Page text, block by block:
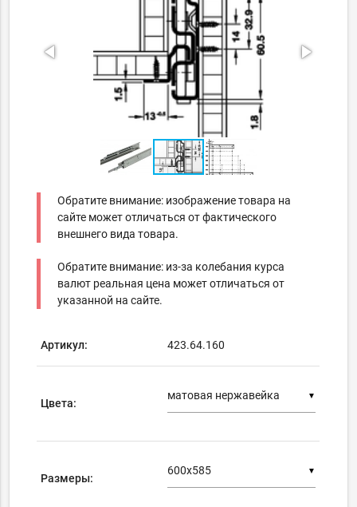
Обратите внимание: изображение товара на
сайте может отличаться от фактического
внешнего вида товара.
Обратите внимание: из-за колебания курса
валют реальная цена может отличаться от
указанной на сайте.
Артикул: 423.64.160
Цвета:
▼
Размеры:
▼